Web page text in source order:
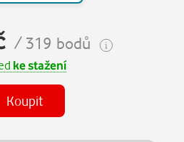
/ 319 bodů
ke stažení
Koupit